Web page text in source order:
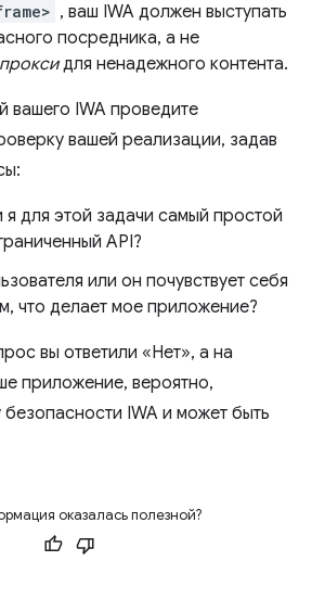
, ваш IWA должен выступать
посредника, а не
для ненадежного контента.
вашего IWA проведите
вашей реализации, задав
для этой задачи самый простой
API?
или он почувствует себя
что делает мое приложение?
вы ответили «Нет», а на
приложение, вероятно,
IWA и может быть
оказалась полезной?